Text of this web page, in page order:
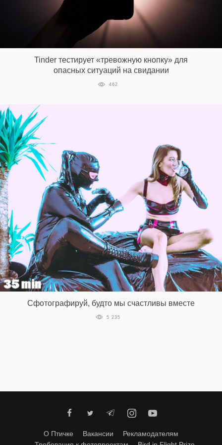
Tinder тестирует «тревожную кнопку» для
опасных ситуаций на свидании
462
Сфотографируй, будто мы счастливы вместе
5 235
О Птичке Вакансии
Рекламодателям